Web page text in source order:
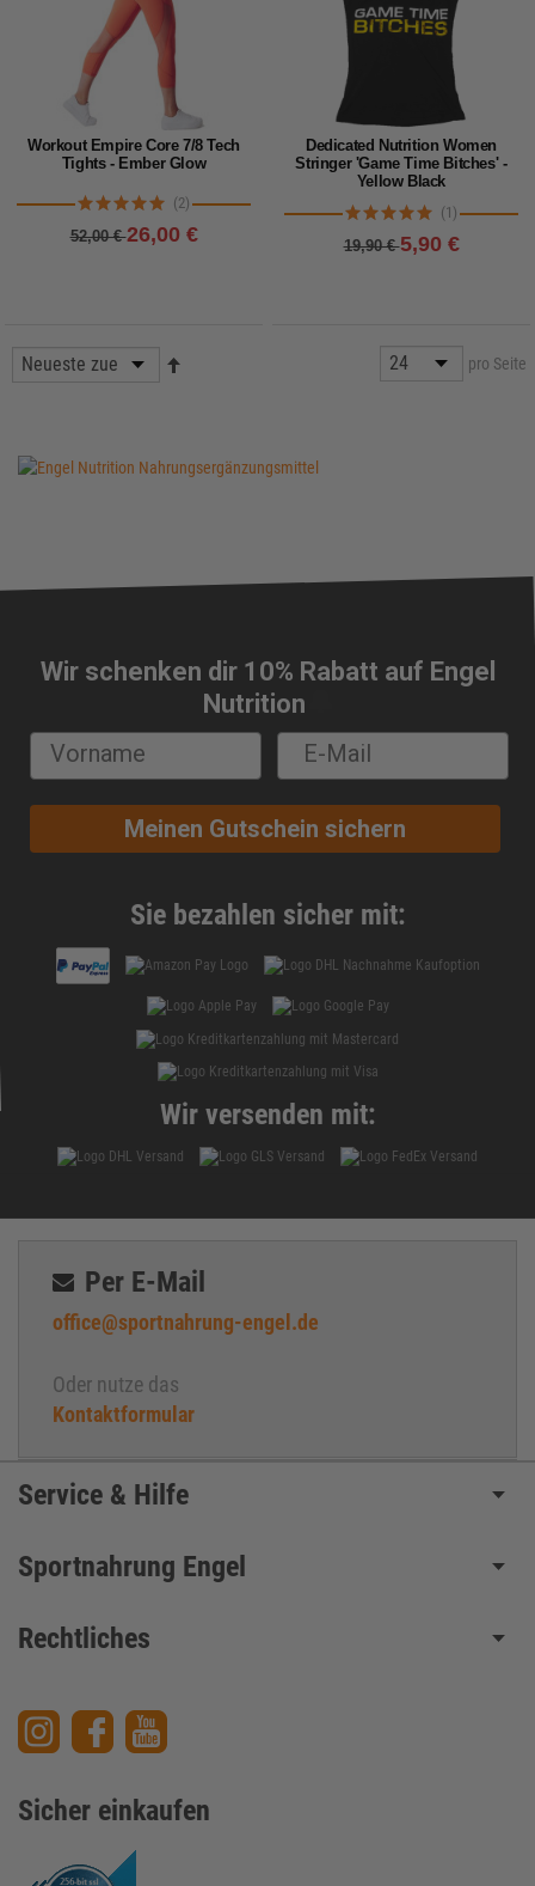
Workout Empire Core 7/8 Tech
Tights - Ember Glow
(2)
52,00 €26,00 €
Dedicated Nutrition Women
Stringer 'Game Time Bitches' -
Yellow Black
(1)
19,90 €5,90 €
pro Seite
Wir schenken dir 10% Rabatt auf Engel
Nutrition
Meinen Gutschein sichern
Sie bezahlen sicher mit:
Wir versenden mit:
Per E-Mail
office@sportnahrung-engel.de
Oder nutze das
Kontaktformular
Service & Hilfe
Sportnahrung Engel
Rechtliches
Sicher einkaufen